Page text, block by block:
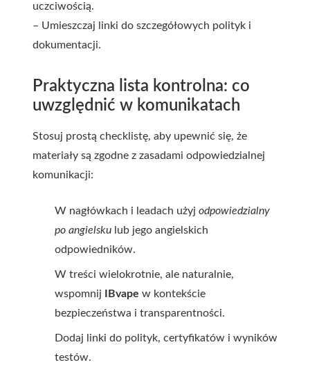
uczciwością.
– Umieszczaj linki do szczegółowych polityk i
dokumentacji.
Praktyczna lista kontrolna: co
uwzględnić w komunikatach
Stosuj prostą checklistę, aby upewnić się, że
materiały są zgodne z zasadami odpowiedzialnej
komunikacji:
W nagłówkach i leadach użyj odpowiedzialny
po angielsku lub jego angielskich
odpowiedników.
W treści wielokrotnie, ale naturalnie,
wspomnij
IBvape w kontekście
bezpieczeństwa i transparentności.
Dodaj linki do polityk, certyfikatów i wyników
testów.